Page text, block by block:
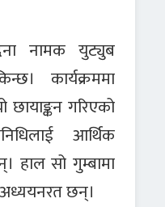
नामक युट्युब
कार्यक्रममा
छायाङ्कन गरिएको
आर्थिक
हाल सो गुम्बामा
छन्।